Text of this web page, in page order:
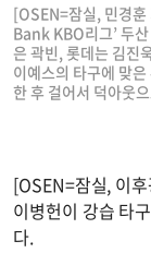
[OSEN=잠실, 민경훈
Bank KBO리그’ 두
은 곽빈, 롯데는 김진
이예스의 타구에 맞
한 후 걸어서 덕아웃
[OSEN=잠실, 이
이병헌이 강습 타
다.